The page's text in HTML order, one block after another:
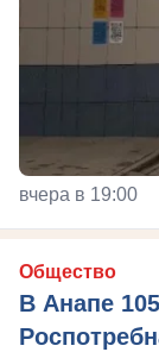
вчера в 19:00
Общество
В Анапе